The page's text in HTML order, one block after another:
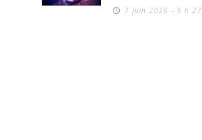
7 juin 2026 - 9 h 27